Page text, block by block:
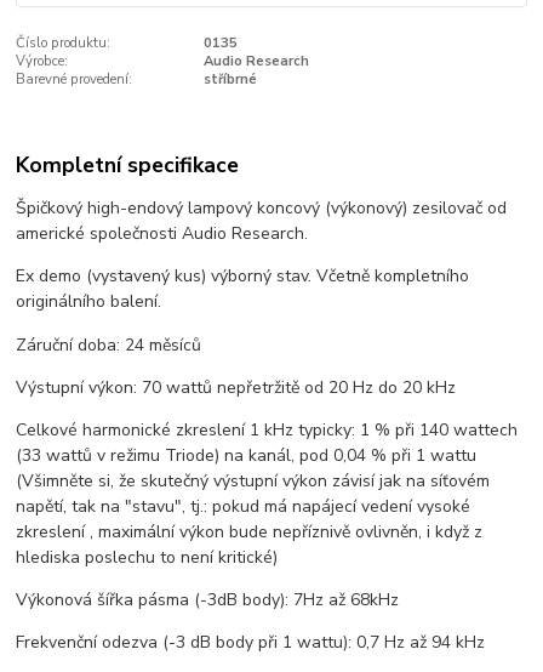
Číslo produktu:
0135
Výrobce:
Audio Research
Barevné provedení:
stříbrné
Kompletní specifikace
Špičkový high-endový lampový koncový (výkonový) zesilovač od
americké společnosti Audio Research.
Ex demo (vystavený kus) výborný stav. Včetně kompletního
originálního balení.
Záruční doba: 24 měsíců
Výstupní výkon: 70 wattů nepřetržitě od 20 Hz do 20 kHz
Celkové harmonické zkreslení 1 kHz typicky: 1 % při 140 wattech
(33 wattů v režimu Triode) na kanál, pod 0,04 % při 1 wattu
(Všimněte si, že skutečný výstupní výkon závisí jak na síťovém
napětí, tak na "stavu", tj.: pokud má napájecí vedení vysoké
zkreslení , maximální výkon bude nepříznivě ovlivněn, i když z
hlediska poslechu to není kritické)
Výkonová šířka pásma (-3dB body): 7Hz až 68kHz
Frekvenční odezva (-3 dB body při 1 wattu): 0,7 Hz až 94 kHz